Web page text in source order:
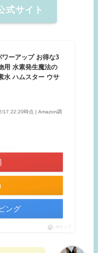
式サイト
ーアップ お得な3
用 水素発生魔法の
水 ハムスター ウサ
17 22:20時点 | Amazon調
ング
ポチップ